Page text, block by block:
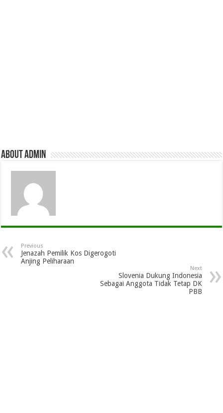
About admin
Previous
Jenazah Pemilik Kos Digerogoti
Anjing Peliharaan
Next
Slovenia Dukung Indonesia
Sebagai Anggota Tidak Tetap DK
PBB